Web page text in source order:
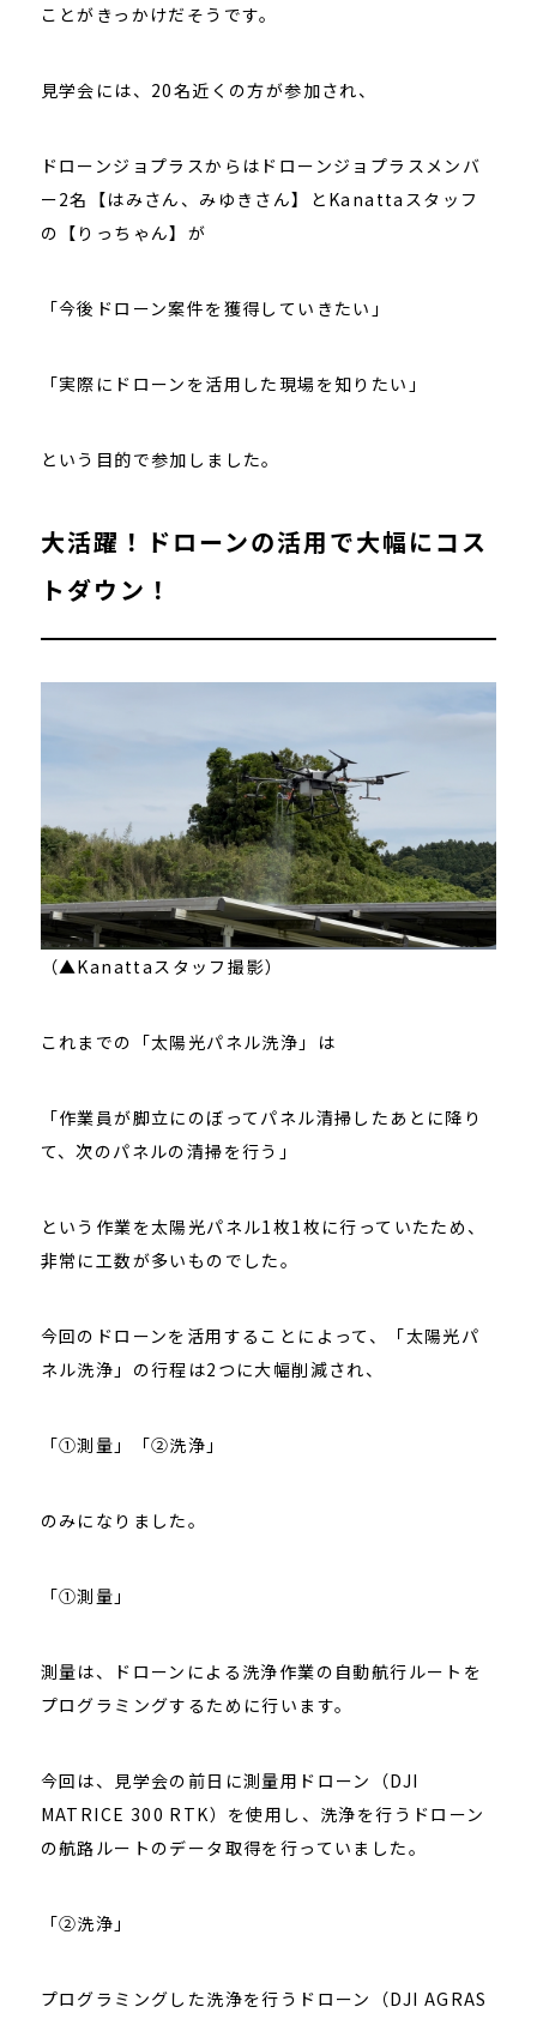
ことがきっかけだそうです。
見学会には、20名近くの方が参加され、
ドローンジョプラスからはドローンジョプラスメンバ
ー2名【はみさん、みゆきさん】とKanattaスタッフ
の【りっちゃん】が
「今後ドローン案件を獲得していきたい」
「実際にドローンを活用した現場を知りたい」
という目的で参加しました。
大活躍！ドローンの活用で大幅にコス
トダウン！
（▲Kanattaスタッフ撮影）
これまでの「太陽光パネル洗浄」は
「作業員が脚立にのぼってパネル清掃したあとに降り
て、次のパネルの清掃を行う」
という作業を太陽光パネル1枚1枚に行っていたため、
非常に工数が多いものでした。
今回のドローンを活用することによって、「太陽光パ
ネル洗浄」の行程は2つに大幅削減され、
「①測量」「②洗浄」
のみになりました。
「①測量」
測量は、ドローンによる洗浄作業の自動航行ルートを
プログラミングするために行います。
今回は、見学会の前日に測量用ドローン（DJI
MATRICE 300 RTK）を使用し、洗浄を行うドローン
の航路ルートのデータ取得を行っていました。
「②洗浄」
プログラミングした洗浄を行うドローン（DJI AGRAS